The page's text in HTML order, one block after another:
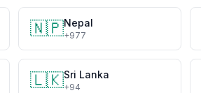
🇳🇵Nepal
+977
🇱🇰Sri Lanka
+94